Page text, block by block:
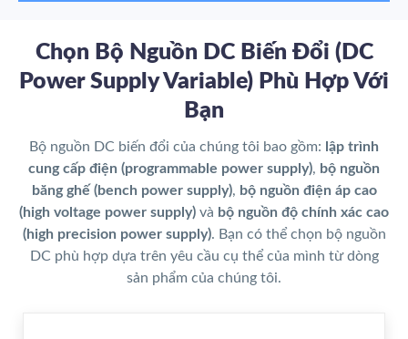
Chọn Bộ Nguồn DC Biến Đổi (DC
Power Supply Variable) Phù Hợp Với
Bạn
Bộ nguồn DC biến đổi của chúng tôi bao gồm: lập trình
cung cấp điện (programmable power supply), bộ nguồn
băng ghế (bench power supply), bộ nguồn điện áp cao
(high voltage power supply) và bộ nguồn độ chính xác cao
(high precision power supply). Bạn có thể chọn bộ nguồn
DC phù hợp dựa trên yêu cầu cụ thể của mình từ dòng
sản phẩm của chúng tôi.